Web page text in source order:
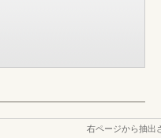
右ページから抽出